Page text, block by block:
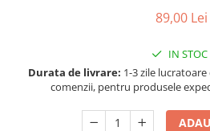
■ Filtre ulei
■ Filtre aer
■ Filtre combustibil
89,00 Lei
IN STOC
Durata de livrare: 1-3 zile
comenzii, pentru produsele